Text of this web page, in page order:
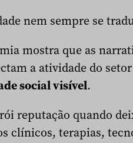
nem sempre se
mostra que as
a atividade do
social visível.
reputação quando
clínicos, terapias,